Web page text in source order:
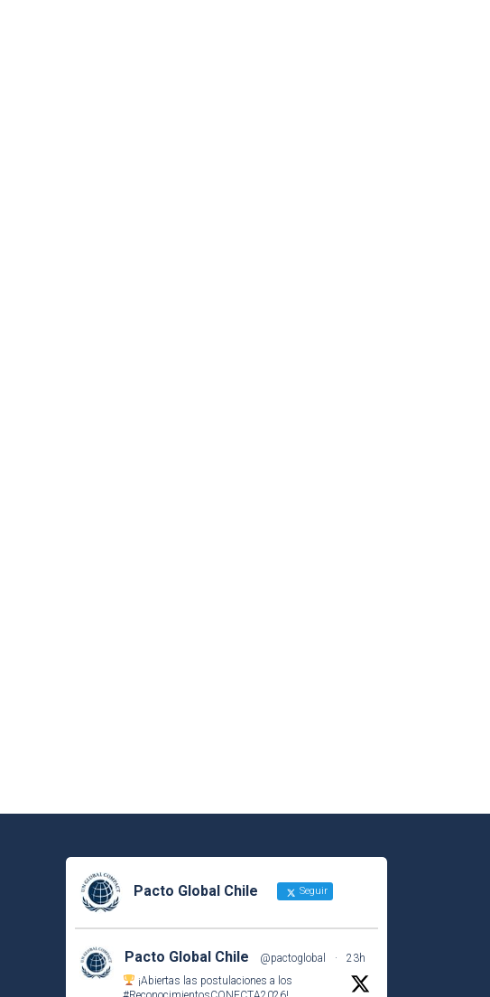
Pacto Global Chile Seguir
Pacto Global Chile @pactoglobal ·
23h
¡Abiertas las postulaciones a los